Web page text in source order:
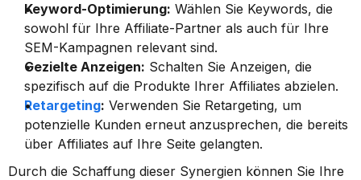
Keyword-Optimierung: Wählen Sie Keywords, die
sowohl für Ihre Affiliate-Partner als auch für Ihre
SEM-Kampagnen relevant sind.
Gezielte Anzeigen: Schalten Sie Anzeigen, die
spezifisch auf die Produkte Ihrer Affiliates abzielen.
Retargeting: Verwenden Sie Retargeting, um
potenzielle Kunden erneut anzusprechen, die bereits
über Affiliates auf Ihre Seite gelangten.
Durch die Schaffung dieser Synergien können Sie Ihre